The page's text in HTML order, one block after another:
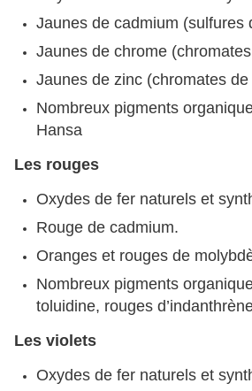
Jaunes de cadmium (sulfures
Jaunes de chrome
Jaunes de zinc (chromates de
Nombreux pigments
Hansa
Les rouges
Oxydes de fer naturels et
Rouge de cadmium.
Oranges et rouges de
Nombreux pigments
toluidine, rouges
Les violets
Oxydes de fer naturels et